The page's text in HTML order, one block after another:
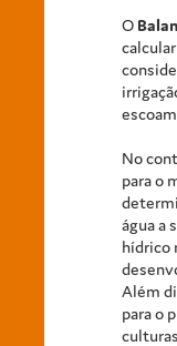
O
No
para o
água a
hídrico
Além
para o